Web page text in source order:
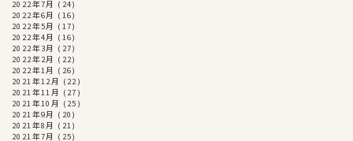
2022年7月 (24)
2022年6月 (16)
2022年5月 (17)
2022年4月 (16)
2022年3月 (27)
2022年2月 (22)
2022年1月 (26)
2021年12月 (22)
2021年11月 (27)
2021年10月 (25)
2021年9月 (20)
2021年8月 (21)
2021年7月 (25)